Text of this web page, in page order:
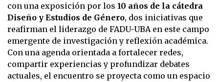
con una exposición por los 10 años de la cátedra
Diseño y Estudios de Género, dos iniciativas que
reafirman el liderazgo de FADU-UBA en este campo
emergente de investigación y reflexión académica.
Con una agenda orientada a fortalecer redes,
compartir experiencias y profundizar debates
actuales, el encuentro se proyecta como un espacio